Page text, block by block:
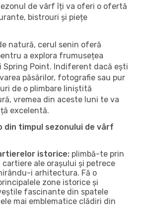
de vârf îți va oferi o ofertă
bistrouri și piețe
natură, cerul senin oferă
a explora frumusețea
Spring Point. Indiferent dacă ești
păsărilor, fotografie sau pur
de o plimbare liniștită
vremea din aceste luni te va
excelentă.
timpul sezonului de vârf
istorice: plimbă-te prin
cartiere ale orașului și petrece
i arhitectura. Fă o
zone istorice și
fascinante din spatele
mai emblematice clădiri din